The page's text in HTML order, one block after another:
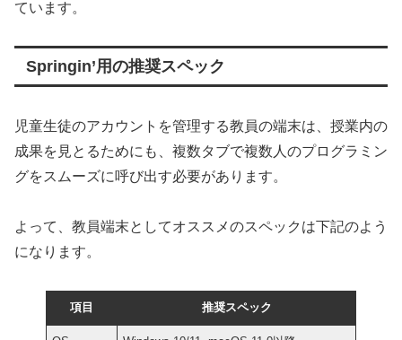
ています。
Springin’用の推奨スペック
児童生徒のアカウントを管理する教員の端末は、授業内の
成果を見とるためにも、複数タブで複数人のプログラミン
グをスムーズに呼び出す必要があります。
よって、教員端末としてオススメのスペックは下記のよう
になります。
項目 推奨スペック